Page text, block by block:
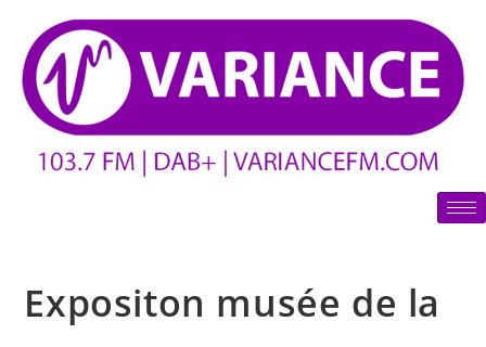
Expositon musée de la